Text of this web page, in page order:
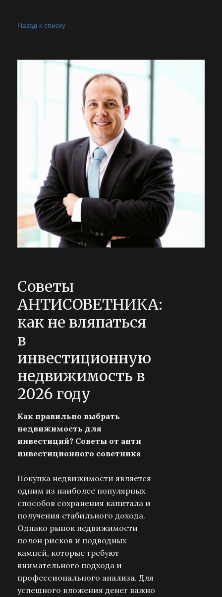
Назад к списку
Советы
АНТИСОВЕТНИКА:
как не вляпаться
в
инвестиционную
недвижимость в
2026 году
Как правильно выбрать
недвижимость для
инвестиций? Советы от анти
инвестиционного советника
Покупка недвижимости является
одним из наиболее популярных
способов сохранения капитала и
получения стабильного дохода.
Однако рынок недвижимости
полон рисков и подводных
камней, которые требуют
внимательного подхода и
профессионального анализа. Для
успешного вложения денег важно